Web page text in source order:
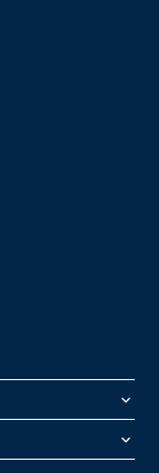
keyboard_arrow_down
keyboard_arrow_down